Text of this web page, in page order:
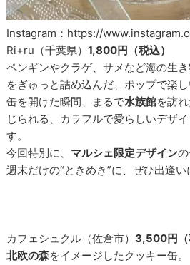
Instagram：https://
Ri+ru（千葉県）1,800円（税込）
ペンギンやクラゲ、サメなど海の生
をぎゅっと詰め込んだ、ポップで楽し
缶を開けた瞬間、まるで水族館を訪
じられる、カラフルで愛らしいデザ
す。
今回特別に、 マルシェ限定デザイン
週末だけの“ときめき”に、ぜひ出逢い
カフェシュクル（佐倉市） 3,500円（
北欧の森をイメージしたクッキー缶。